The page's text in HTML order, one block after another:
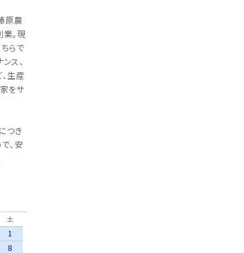
原農
。現
らで
ス、
生産
をサ
つき
、安
土
1
8